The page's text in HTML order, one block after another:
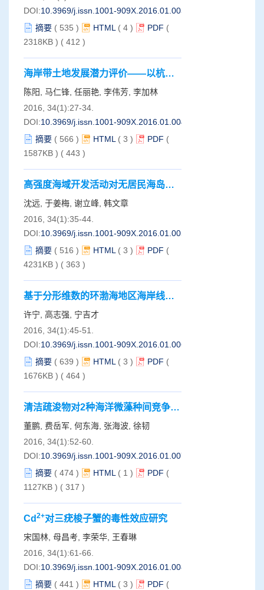
DOI:10.3969/j.issn.1001-909X.2016.01.003
摘要 ( 535 ) HTML ( 4 ) PDF (
2318KB ) ( 412 )
海岸带土地发展潜力评价——以杭州
湾南岸为例
陈阳, 马仁锋, 任丽艳, 李伟芳, 李加林
2016, 34(1):27-34.
DOI:10.3969/j.issn.1001-909X.2016.01.004
摘要 ( 566 ) HTML ( 3 ) PDF (
1587KB ) ( 443 )
高强度海域开发活动对无居民海岛岸
滩影响——以舟山十六门海域无居民
岛为例
沈远, 于姜梅, 谢立峰, 韩文章
2016, 34(1):35-44.
DOI:10.3969/j.issn.1001-909X.2016.01.005
摘要 ( 516 ) HTML ( 3 ) PDF (
4231KB ) ( 363 )
基于分形维数的环渤海地区海岸线变
迁及成因分析
许宁, 高志强, 宁吉才
2016, 34(1):45-51.
DOI:10.3969/j.issn.1001-909X.2016.01.006
摘要 ( 639 ) HTML ( 3 ) PDF (
1676KB ) ( 464 )
清洁疏浚物对2种海洋微藻种间竞争的
影响
董鹏, 费岳军, 何东海, 张海波, 徐韧
2016, 34(1):52-60.
DOI:10.3969/j.issn.1001-909X.2016.01.007
摘要 ( 474 ) HTML ( 1 ) PDF (
1127KB ) ( 317 )
Cd 2+对三疣梭子蟹的毒性效应研究
宋国林, 母昌考, 李荣华, 王春琳
2016, 34(1):61-66.
DOI:10.3969/j.issn.1001-909X.2016.01.008
摘要 ( 441 ) HTML ( 3 ) PDF (